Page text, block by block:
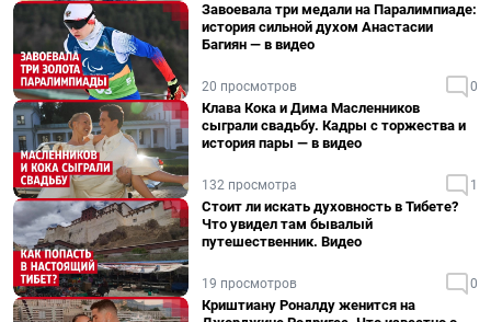
Завоевала три медали на Паралимпиаде:
история сильной духом Анастасии
Багиян — в видео
20 просмотров 0
Клава Кока и Дима Масленников
сыграли свадьбу. Кадры с торжества и
история пары — в видео
132 просмотра 1
Стоит ли искать духовность в Тибете?
Что увидел там бывалый
путешественник. Видео
19 просмотров 0
Криштиану Роналду женится на